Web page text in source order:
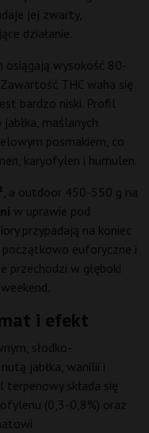
jej zwarty,
działanie.
osiągają wysokość 80-
THC waha się
bardzo niski. Profil
maślanych
posmakiem, co
karyofylen i humulen.
, a outdoor 450-550 g na
w uprawie pod
przypadają na koniec
początkowo euforyczne i
przechodzi w głęboki
i efekt
słodko-
jabłka, wanilii i
składa się
(0,3-0,8%) oraz